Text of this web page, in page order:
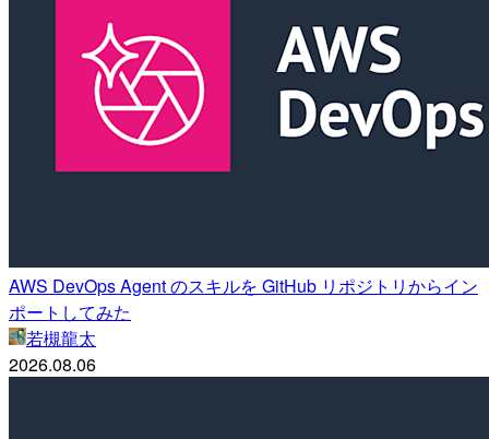
AWS DevOps Agent のスキルを GitHub リポジトリからイン
ポートしてみた
若槻龍太
2026.08.06